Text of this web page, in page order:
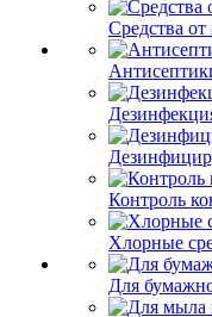
Средства
Контроль
Хлорные
Для